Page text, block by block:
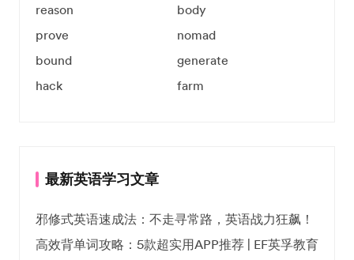
reason
body
prove
nomad
bound
generate
hack
farm
最新英语学习文章
邪修式英语速成法：不走寻常路，英语战力狂飙！
高效背单词攻略：5款超实用APP推荐 | EF英孚教育